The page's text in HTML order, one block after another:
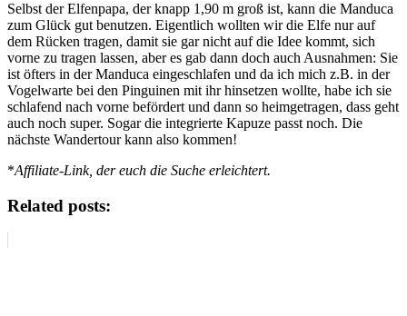
Selbst der Elfenpapa, der knapp 1,90 m groß ist, kann die Manduca
zum Glück gut benutzen. Eigentlich wollten wir die Elfe nur auf
dem Rücken tragen, damit sie gar nicht auf die Idee kommt, sich
vorne zu tragen lassen, aber es gab dann doch auch Ausnahmen: Sie
ist öfters in der Manduca eingeschlafen und da ich mich z.B. in der
Vogelwarte bei den Pinguinen mit ihr hinsetzen wollte, habe ich sie
schlafend nach vorne befördert und dann so heimgetragen, dass geht
auch noch super. Sogar die integrierte Kapuze passt noch. Die
nächste Wandertour kann also kommen!
*Affiliate-Link, der euch die Suche erleichtert.
Related posts: